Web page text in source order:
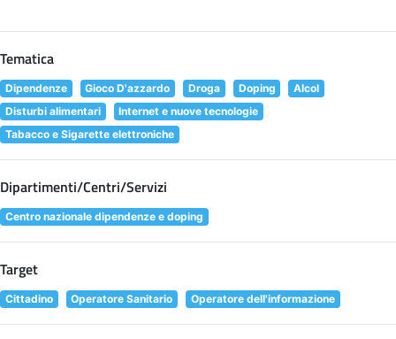
Tematica
Dipendenze Gioco D'azzardo Droga Doping
Alcol
Disturbi alimentari
Internet e nuove tecnologie
Tabacco e Sigarette elettroniche
Dipartimenti/Centri/Servizi
Centro nazionale dipendenze e doping
Target
Cittadino Operatore Sanitario Operatore dell'informazione